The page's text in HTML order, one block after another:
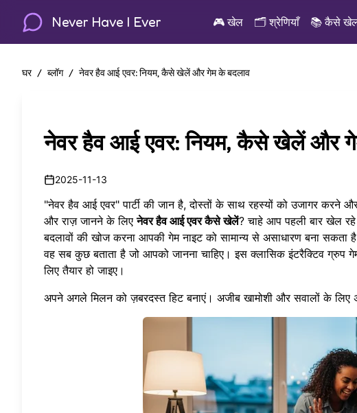
Never Have I Ever 🎮खेल 🗂️श्रेणियाँ 📚कैसे
घर / ब्लॉग / नेवर हैव आई एवर: नियम, कैसे खेलें और गेम के बदलाव
नेवर हैव आई एवर: नियम, कैसे खेलें और
2025-11-13
"नेवर हैव आई एवर" पार्टी की जान है, दोस्तों के साथ रहस्यों को उजागर करने
और राज़ जानने के लिएनेवर हैव आई एवर कैसे खेलें? चाहे आप पहली बार खेल रहे
बदलावों की खोज करना आपकी गेम नाइट को सामान्य से असाधारण बना सकता
वह सब कुछ बताता है जो आपको जानना चाहिए। इस क्लासिकइंटरैक्टिव ग्रुप
लिए तैयार हो जाइए।
अपने अगले मिलन को ज़बरदस्त हिट बनाएं। अजीब खामोशी और सवालों के